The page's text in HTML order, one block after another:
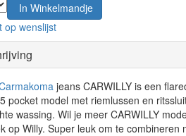
In Winkelmandje
op wenslijst
jeans CARWILLY is een
pocket model met riemlussen en
wassing. Wil je meer CARWILLY
op Willy. Super leuk om te combineren